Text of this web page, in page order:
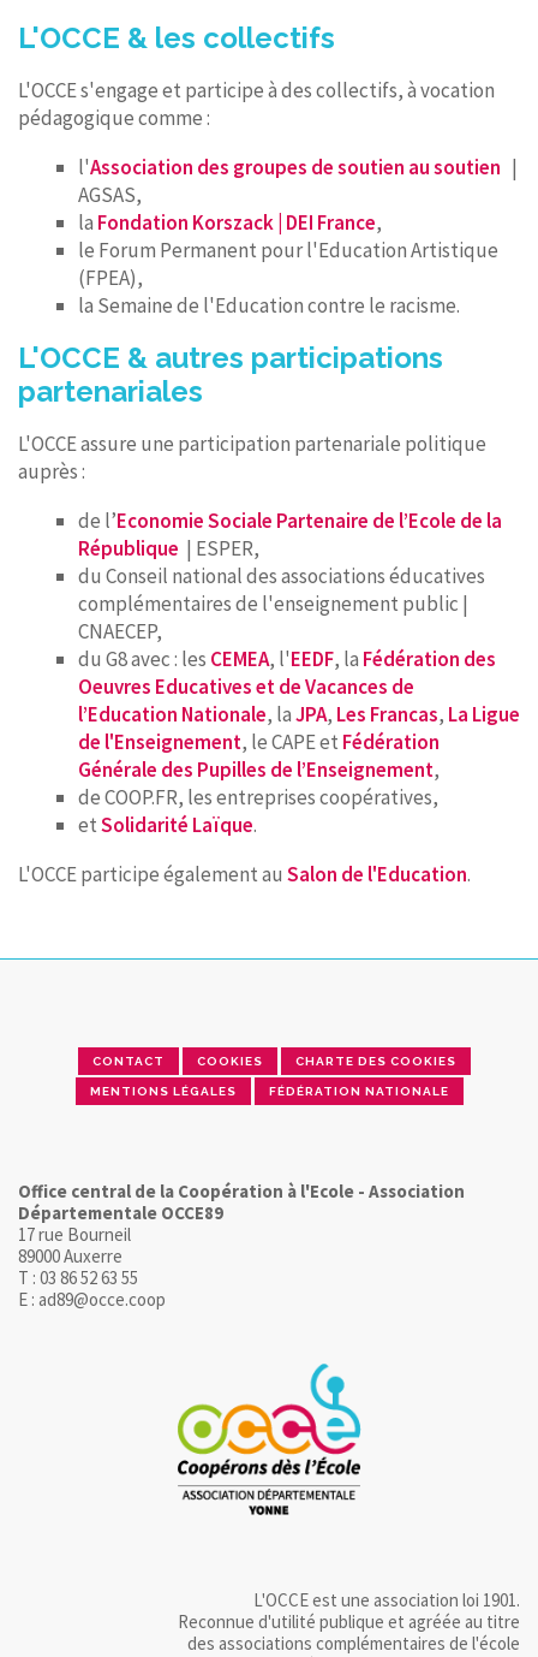
L'OCCE & les collectifs
L'OCCE s'engage et participe à des collectifs, à vocation
pédagogique comme :
l'Association des groupes de soutien au soutien |
AGSAS,
la Fondation Korszack | DEI France,
le Forum Permanent pour l'Education Artistique
(FPEA),
la Semaine de l'Education contre le racisme.
L'OCCE & autres participations
partenariales
L'OCCE assure une participation partenariale politique
auprès :
de l’Economie Sociale Partenaire de l’Ecole de la
République | ESPER,
du Conseil national des associations éducatives
complémentaires de l'enseignement public |
CNAECEP,
du G8 avec : les CEMEA, l'EEDF, la Fédération des
Oeuvres Educatives et de Vacances de
l’Education Nationale, laJPA, Les Francas, La Ligue
de l'Enseignement, le CAPE et Fédération
Générale des Pupilles de l’Enseignement,
de COOP.FR, les entreprises coopératives,
etSolidarité Laïque.
L'OCCE participe également au Salon de l'Education.
CONTACT COOKIES CHARTE DES COOKIES
MENTIONS LÉGALES FÉDÉRATION NATIONALE
Office central de la Coopération à l'Ecole - Association
Départementale OCCE89
17 rue Bourneil
89000 Auxerre
T : 03 86 52 63 55
E : ad89@occe.coop
L'OCCE est une association loi 1901.
Reconnue d'utilité publique et agréée au titre
des associations complémentaires de l'école